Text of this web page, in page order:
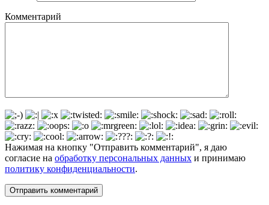
Комментарий
Нажимая на кнопку "Отправить комментарий", я даю
согласие на обработку персональных данных и принимаю
политику конфиденциальности.